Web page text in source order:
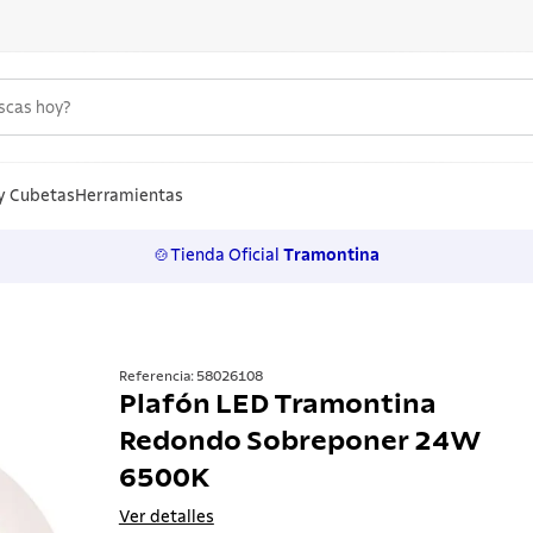
Cubetas Herramientas
🍲Tienda Oficial Tramontina
Referencia: 58026108
Plafón LED Tramontina
Redondo Sobreponer 24W
6500K
Ver detalles
inoxidable